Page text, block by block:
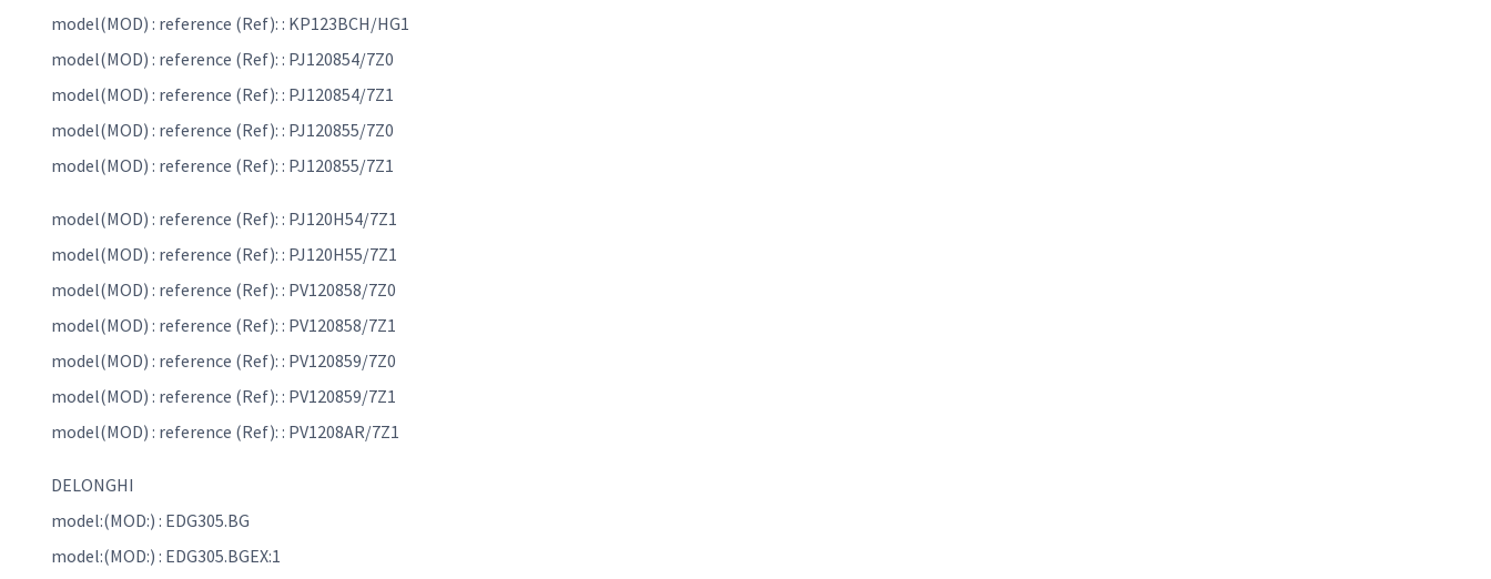
model(MOD) : reference (Ref): : KP123BCH/HG1
model(MOD) : reference (Ref): : PJ120854/7Z0
model(MOD) : reference (Ref): : PJ120854/7Z1
model(MOD) : reference (Ref): : PJ120855/7Z0
model(MOD) : reference (Ref): : PJ120855/7Z1
model(MOD) : reference (Ref): : PJ120H54/7Z1
model(MOD) : reference (Ref): : PJ120H55/7Z1
model(MOD) : reference (Ref): : PV120858/7Z0
model(MOD) : reference (Ref): : PV120858/7Z1
model(MOD) : reference (Ref): : PV120859/7Z0
model(MOD) : reference (Ref): : PV120859/7Z1
model(MOD) : reference (Ref): : PV1208AR/7Z1
DELONGHI
model:(MOD:) : EDG305.BG
model:(MOD:) : EDG305.BGEX:1